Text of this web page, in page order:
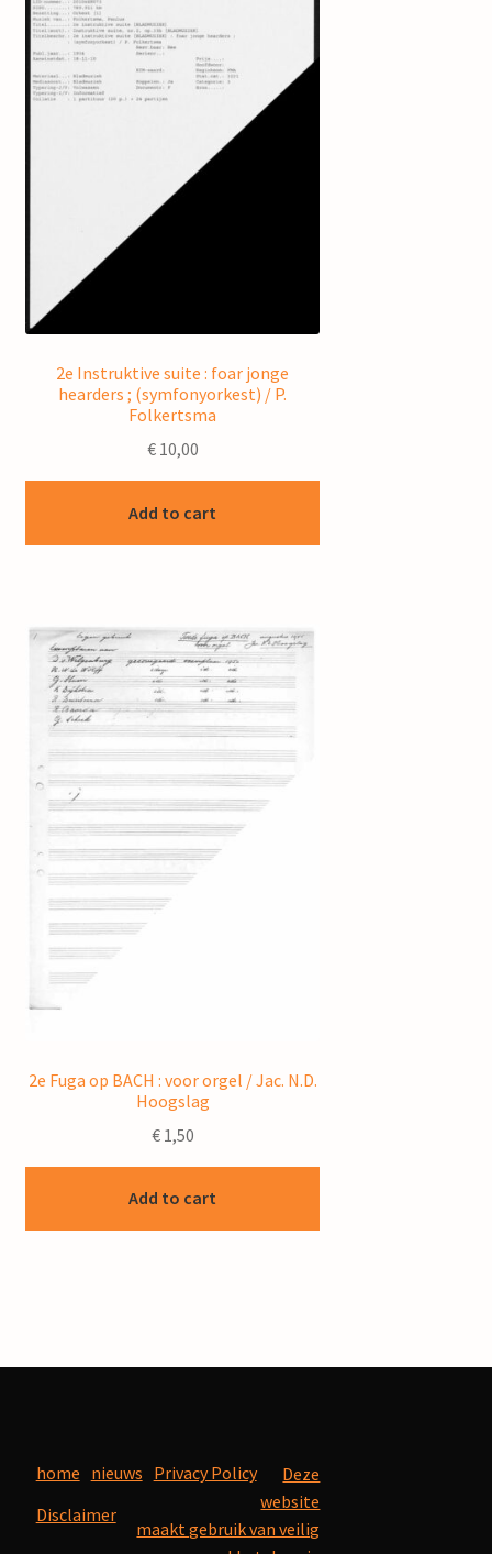
2e Instruktive suite : foar jonge
hearders ; (symfonyorkest) / P.
Folkertsma
€10,00
Add to cart
2e Fuga op BACH : voor orgel / Jac. N.D.
Hoogslag
€1,50
Add to cart
home nieuws Privacy Policy
Disclaimer
Deze
website
maakt gebruik van veilig